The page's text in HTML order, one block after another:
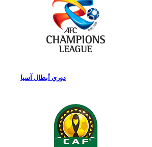
دوري أبطال آسيا